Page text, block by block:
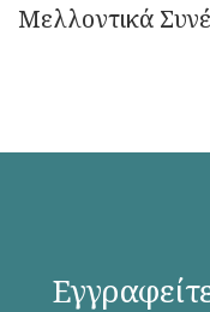
Μελλοντικά